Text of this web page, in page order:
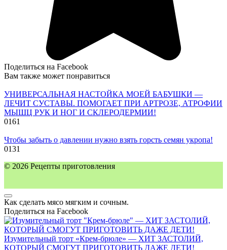
Поделиться на Facebook
Вам также может понравиться
УНИВЕРСАЛЬНАЯ НАСТОЙКА МОЕЙ БАБУШКИ —
ЛЕЧИТ СУСТАВЫ. ПОМОГАЕТ ПРИ АРТРОЗЕ, АТРОФИИ
МЫШЦ РУК И НОГ И СКЛЕРОДЕРМИИ!
0161
Чтобы забыть о давлении нужно взять горсть семян укропа!
0131
© 2026 Рецепты приготовления
Как сделать мясо мягким и сочным.
Поделиться на Facebook
Изумительный торт «Крем-брюле» — ХИТ ЗАСТОЛИЙ,
КОТОРЫЙ СМОГУТ ПРИГОТОВИТЬ ДАЖЕ ДЕТИ!